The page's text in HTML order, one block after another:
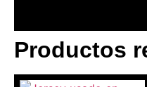
Productos